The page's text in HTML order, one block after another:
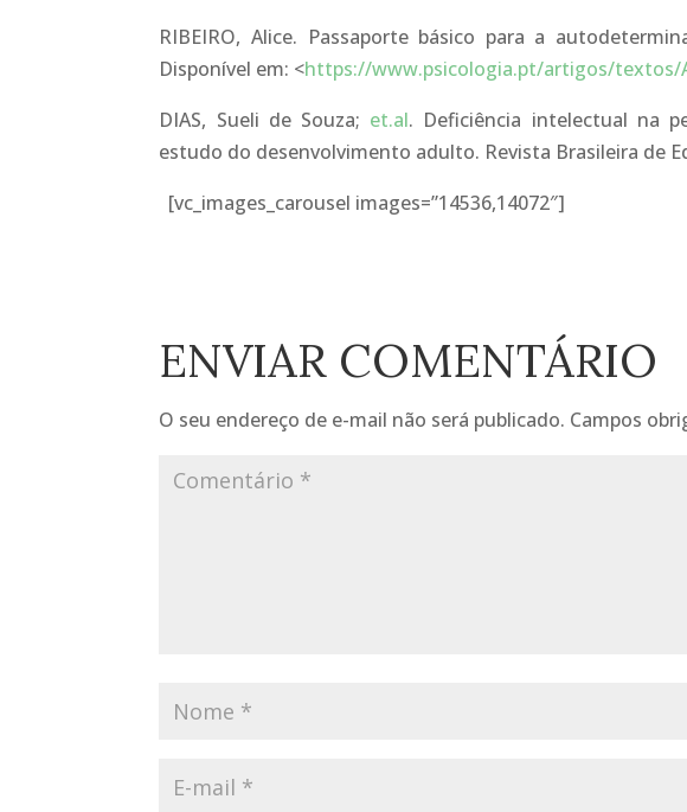
RIBEIRO, Alice. Passaporte básico para a
Disponível em: <https://www.psicologia.pt/artigos/textos/
DIAS, Sueli de Souza; et.al. Deficiência intelectual na
estudo do desenvolvimento adulto. Revista Brasileira de
[vc_images_carousel images=”14536,14072″]
ENVIAR COMENTÁRIO
O seu endereço de e-mail não será publicado. Campos